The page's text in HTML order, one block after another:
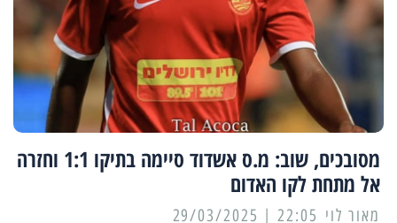
מסובכים, שוב: מ.ס אשדוד סיימה בתיקו 1:1 וחזרה
אל מתחת לקו האדום
מאור לוי 22:05 | 29/03/2025